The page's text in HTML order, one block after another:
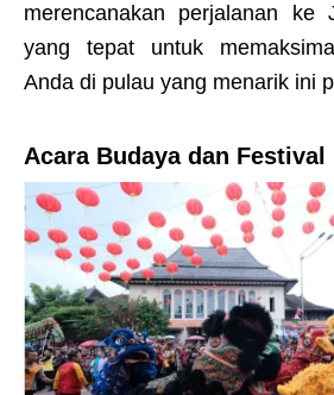
merencanakan perjalanan ke
yang tepat untuk
Anda di pulau yang menarik ini
Acara Budaya dan Festival